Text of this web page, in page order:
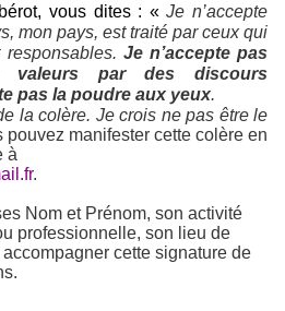
vous dites : «Je n’accepte
mon pays, est traité par ceux qui
responsables. Je n’accepte pas
valeurs par des discours
pas la poudre aux yeux.
la colère. Je crois ne pas être le
pouvez manifester cette colère en
à
.
Nom et Prénom, son activité
professionnelle, son lieu de
cette signature de